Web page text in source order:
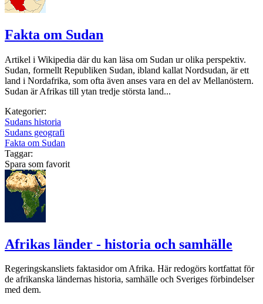
Fakta om Sudan
Artikel i Wikipedia där du kan läsa om Sudan ur olika perspektiv.
Sudan, formellt Republiken Sudan, ibland kallat Nordsudan, är ett
land i Nordafrika, som ofta även anses vara en del av Mellanöstern.
Sudan är Afrikas till ytan tredje största land...
Kategorier:
Sudans historia
Sudans geografi
Fakta om Sudan
Taggar:
Spara som favorit
Afrikas länder - historia och samhälle
Regeringskansliets faktasidor om Afrika. Här redogörs kortfattat för
de afrikanska ländernas historia, samhälle och Sveriges förbindelser
med dem.